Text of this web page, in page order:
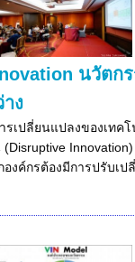
นวัตก
ง
รเปลี่ยนแปลงของเทค
งค์กรต้องมีการปรับเ